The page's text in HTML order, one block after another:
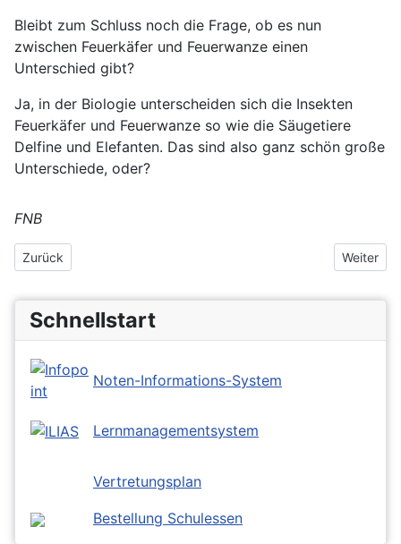
Bleibt zum Schluss noch die Frage, ob es nun
zwischen Feuerkäfer und Feuerwanze einen
Unterschied gibt?
Ja, in der Biologie unterscheiden sich die Insekten
Feuerkäfer und Feuerwanze so wie die Säugetiere
Delfine und Elefanten. Das sind also ganz schön große
Unterschiede, oder?
FNB
Vorheriger Beitrag: Umweltschule Preisverleihung 2024
Zurück Nächster
Weiter
Schnellstart
Noten-Informations-System
Lernmanagementsystem
Vertretungsplan
Bestellung Schulessen